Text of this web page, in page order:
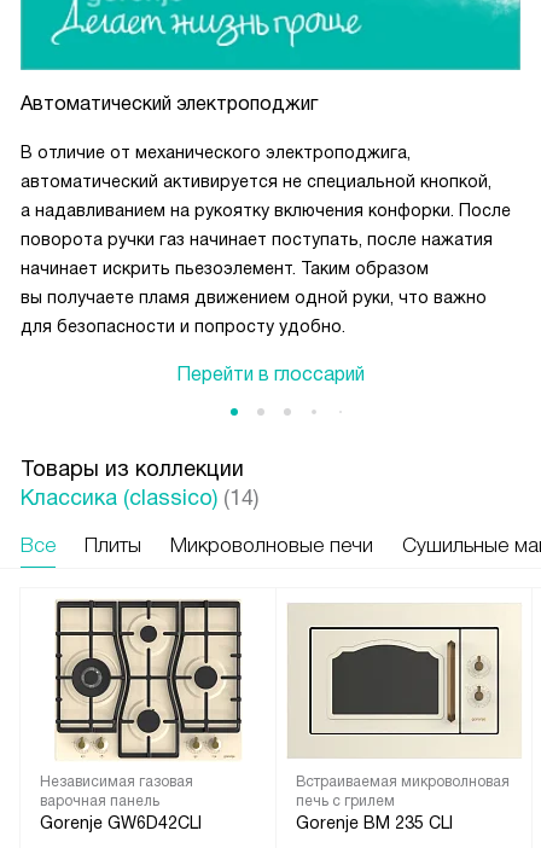
Автоматический электроподжиг
В отличие от механического электроподжига,
автоматический активируется не специальной кнопкой,
а надавливанием на рукоятку включения конфорки. После
поворота ручки газ начинает поступать, после нажатия
начинает искрить пьезоэлемент. Таким образом
вы получаете пламя движением одной руки, что важно
для безопасности и попросту удобно.
Перейти в глоссарий
Товары из коллекции
Классика (classico) (14)
Все Плиты Микроволновые печи Сушильные
Независимая газовая
варочная панель
Gorenje GW6D42CLI
Встраиваемая микроволновая
печь с грилем
Gorenje BM 235 CLI